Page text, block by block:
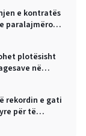
e kontratës
paralajmëron
plotësisht
në
për
rekordin e gati
për të